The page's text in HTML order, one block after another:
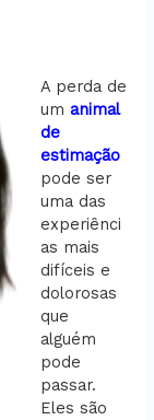
A perda de
umanimal
de
estimação
pode ser
uma das
experiênci
as mais
difíceis e
dolorosas
que
alguém
pode
passar.
Eles são